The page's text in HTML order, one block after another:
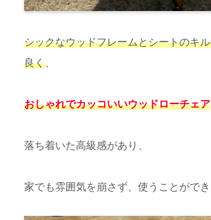
シックなウッドフレームとシートのキ
良く
おしゃれでカッコいいウッドローチェア
落ち着いた高級感があり、
家でも雰囲気を崩さず、使うことができ